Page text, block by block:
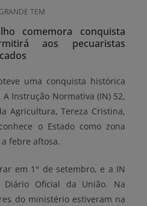
TEM
comemora conquista
aos pecuaristas
uma conquista histórica
Instrução Normativa (IN) 52,
Agricultura, Tereza Cristina,
o Estado como zona
febre aftosa.
em 1° de setembro, e a IN
Oficial da União. Na
do ministério estiveram na